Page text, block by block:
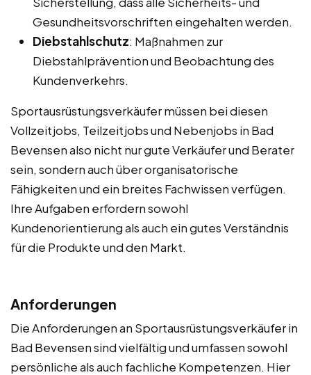
Gesundheitsvorschriften eingehalten werden.
Diebstahlschutz: Maßnahmen zur
Diebstahlprävention und Beobachtung des
Kundenverkehrs.
Sportausrüstungsverkäufer müssen bei diesen
Vollzeitjobs, Teilzeitjobs und Nebenjobs in Bad
Bevensen also nicht nur gute Verkäufer und Berater
sein, sondern auch über organisatorische
Fähigkeiten und ein breites Fachwissen verfügen.
Ihre Aufgaben erfordern sowohl
Kundenorientierung als auch ein gutes Verständnis
für die Produkte und den Markt.
Anforderungen
Die Anforderungen an Sportausrüstungsverkäufer in
Bad Bevensen sind vielfältig und umfassen sowohl
persönliche als auch fachliche Kompetenzen. Hier